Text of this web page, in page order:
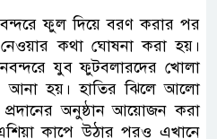
ফুল দিয়ে বরণ করার পর
নেওয়ার কথা ঘোষনা করা হয়।
যুব ফুটবলারদের খোলা
আনা হয়। হাতির ঝিলে আলো
প্রদানের অনুষ্ঠান আয়োজন করা
কাপে উঠার পরও এখানে